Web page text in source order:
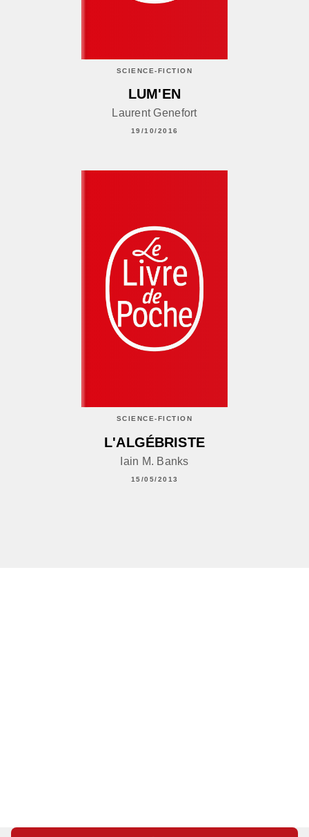
SCIENCE-FICTION
LUM'EN
Laurent Genefort
19/10/2016
SCIENCE-FICTION
L'ALGÉBRISTE
Iain M. Banks
15/05/2013